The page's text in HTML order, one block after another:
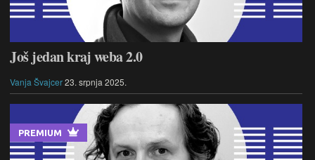
Još jedan kraj weba 2.0
Vanja Švajcer23. srpnja 2025.
PREMIUM